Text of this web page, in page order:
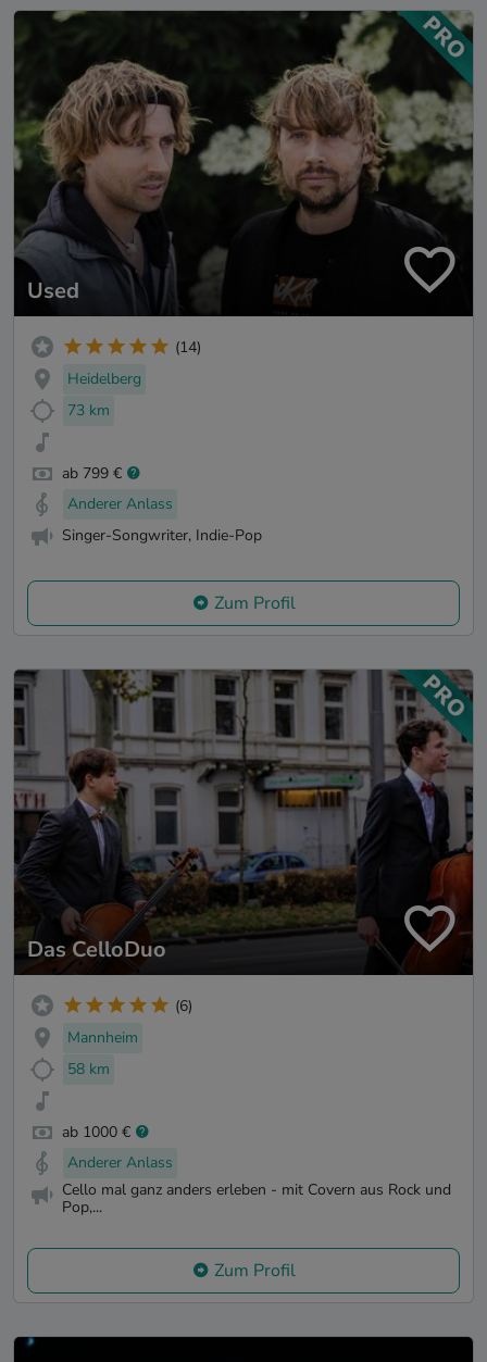
Used
(14)
Heidelberg
73 km
ab 799 €
Anderer Anlass
Singer-Songwriter, Indie-Pop
Zum Profil
Das CelloDuo
(6)
Mannheim
58 km
ab 1000 €
Anderer Anlass
Cello mal ganz anders erleben - mit Covern aus Rock und
Pop,...
Zum Profil